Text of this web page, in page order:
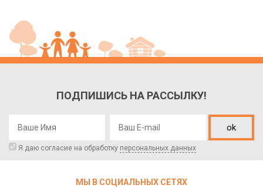
ПОДПИШИСЬ НА РАССЫЛКУ!
ok
Я даю согласие на обработку персональных данных
МЫ В СОЦИАЛЬНЫХ СЕТЯХ